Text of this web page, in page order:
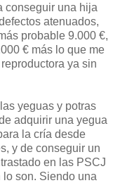
conseguir una hija
atenuados,
probable 9.000 €,
€ más lo que me
ya sin
yeguas y potras
adquirir una yegua
la cría desde
y de conseguir un
en las PSCJ
son. Siendo una